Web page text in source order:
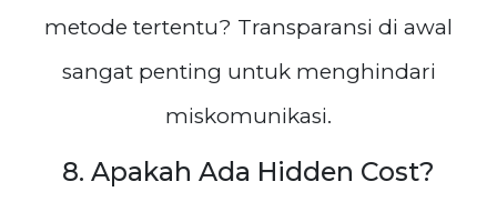
metode tertentu? Transparansi di awal
sangat penting untuk menghindari
miskomunikasi.
8. Apakah Ada Hidden Cost?